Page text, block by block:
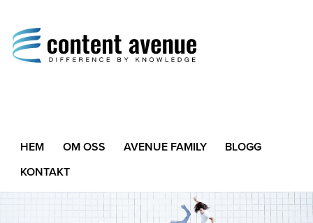
Difference by Knowledge
HEM OM OSS AVENUE FAMILY
BLOGG
KONTAKT